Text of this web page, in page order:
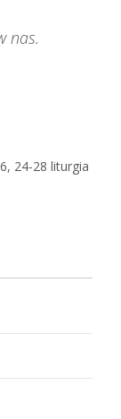
nas.
24-28 liturgia